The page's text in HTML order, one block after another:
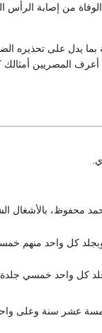
من إصابة الرأس
يدل على تحذيره
أعرف المصريين
محفوظ، بالأشغال
كل واحد منهم
كل واحد خمسي جلدة
خمسة عشر سنة وعلى